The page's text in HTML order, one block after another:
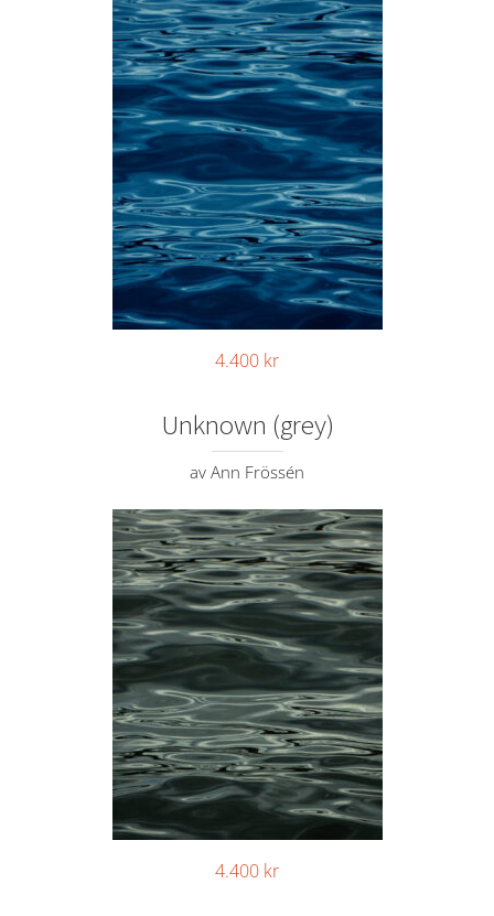
4.400 kr
Unknown (grey)
av Ann Frössén
4.400 kr